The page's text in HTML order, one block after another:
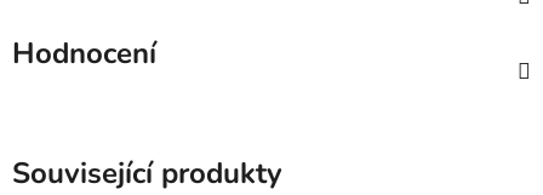
Hodnocení
Související produkty